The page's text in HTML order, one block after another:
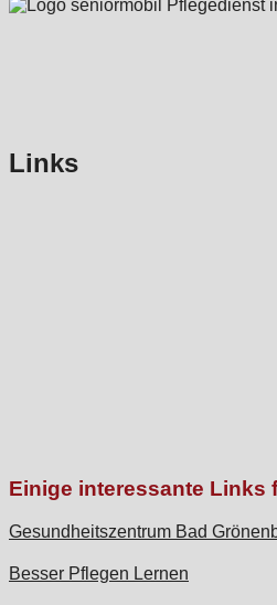
Links
Einige interessante Links
Gesundheitszentrum Bad
Besser Pflegen Lernen